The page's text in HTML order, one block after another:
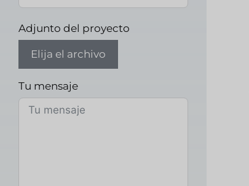
Adjunto del proyecto
Elija el archivo
Tu mensaje